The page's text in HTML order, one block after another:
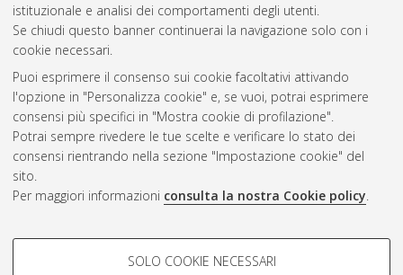
istituzionale e analisi dei comportamenti degli utenti.
Se chiudi questo banner continuerai la navigazione solo con i
cookie necessari.
Puoi esprimere il consenso sui cookie facoltativi attivando
l'opzione in "Personalizza cookie" e, se vuoi, potrai esprimere
consensi più specifici in "Mostra cookie di profilazione".
Potrai sempre rivedere le tue scelte e verificare lo stato dei
consensi rientrando nella sezione "Impostazione cookie" del
sito.
Per maggiori informazioni consulta la nostra Cookie policy.
COOKIE DI PROFILAZIONE -
SOLO COOKIE NECESSARI
Atom
Rss 1.0
Rss 2.0
ISSN: 2038-7946
Impostazioni Cookie
Informativa sulla privacy